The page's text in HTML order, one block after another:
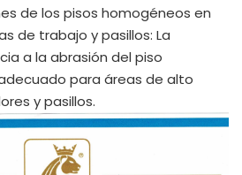
de los pisos homogéneos en
de trabajo y pasillos: La
a la abrasión del piso
para áreas de alto
y pasillos.